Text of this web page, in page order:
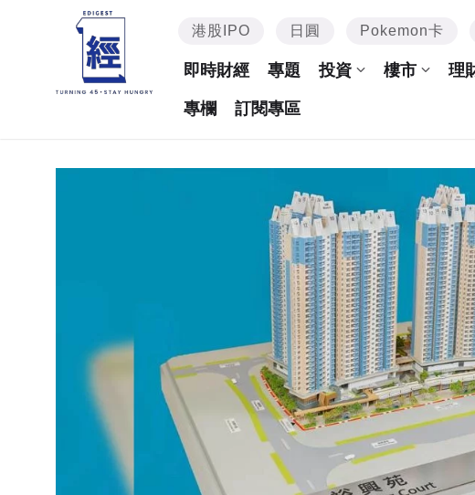
港股IPO 日圓 Pokemon卡
即時財經 專題 投資 樓市 理
專欄 訂閱專區